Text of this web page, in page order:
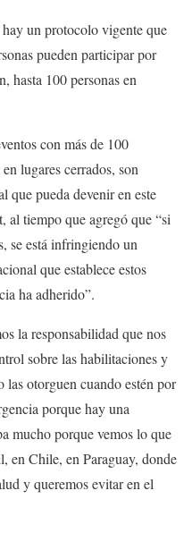
un protocolo vigente que
pueden participar por
hasta 100 personas en
con más de 100
lugares cerrados, son
que pueda devenir en este
tiempo que agregó que “si
se está infringiendo un
que establece estos
ha adherido”.
la responsabilidad que nos
sobre las habilitaciones y
otorguen cuando estén por
porque hay una
mucho porque vemos lo que
en Chile, en Paraguay, donde
y queremos evitar en el